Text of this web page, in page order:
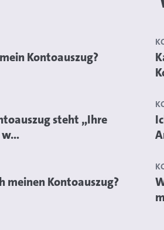
Kontoauszug?
steht „Ihre
meinen Kontoauszug?